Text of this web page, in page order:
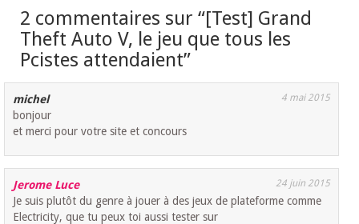
2 commentaires sur “[Test] Grand
Theft Auto V, le jeu que tous les
Pcistes attendaient”
michel 4 mai 2015
bonjour
et merci pour votre site et concours
Jerome Luce 24 juin 2015
Je suis plutôt du genre à jouer à des jeux de plateforme comme
Electricity, que tu peux toi aussi tester sur